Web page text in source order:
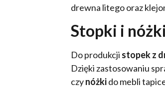
drewna litego oraz
Stopki i
Do produkcji stopek z
Dzięki zastosowaniu
czynóżkido mebli